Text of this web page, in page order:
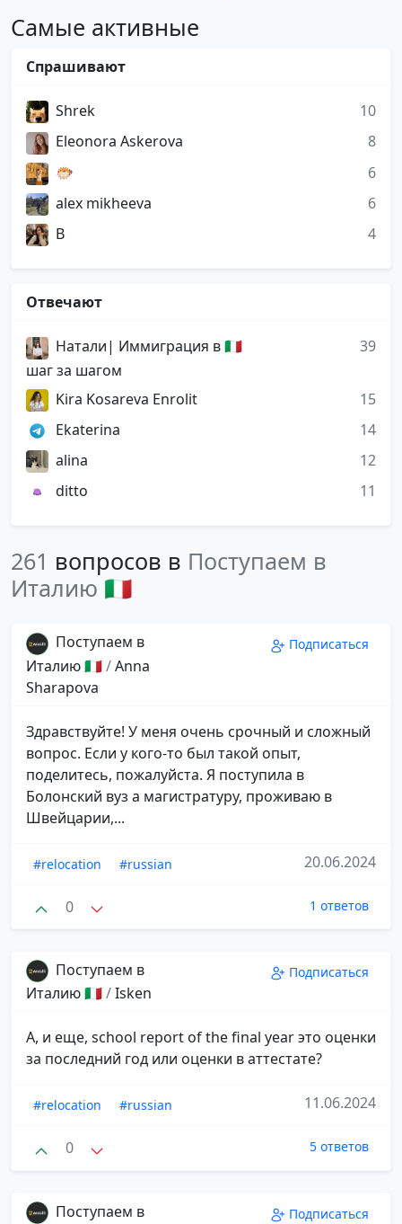
Самые активные
Спрашивают
Shrek
10
Eleonora Askerova
8
🐡
6
alex mikheeva
6
B
4
Отвечают
Натали| Иммиграция в 🇮🇹
шаг за шагом
39
Kira Kosareva Enrolit
15
Ekaterina
14
alina
12
ditto
11
261 вопросов в Поступаем в
Италию 🇮🇹
Поступаем в
Италию 🇮🇹/Anna
Sharapova
Подписаться
Здравствуйте! У меня очень срочный и сложный
вопрос. Если у кого-то был такой опыт,
поделитесь, пожалуйста. Я поступила в
Болонский вуз а магистратуру, проживаю в
Швейцарии,...
#relocation #russian 20.06.2024
0 1 ответов
Поступаем в
Италию 🇮🇹/Isken
Подписаться
А, и еще, school report of the final year это оценки
за последний год или оценки в аттестате?
#relocation #russian 11.06.2024
0 5 ответов
Поступаем в Подписаться